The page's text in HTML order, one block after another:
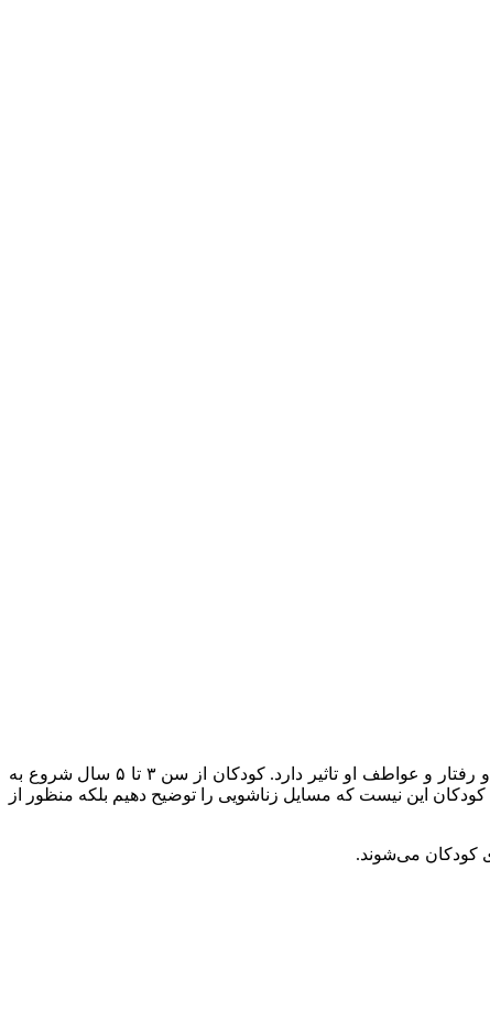
اموزش مسایل جنسی به کودکان یکی از مهم‌ترین حوزه‌های تربیتی است چون در شکل گیری شخصیت کودک نفش مهمی دارد و بر افکار و رفتار و عواطف او تاثیر دارد. کودکان از سن ۳ تا ۵ سال شروع به
این نیست که مسایل زناشویی را توضیح دهیم بلکه منظور از
کودکان می‌شوند.